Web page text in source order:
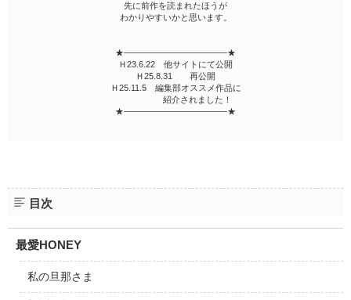
先に前作を読まれたほうが
わかりやすいかと思います。
★――――――――――――★
Ｈ23.6.22 他サイトにて公開
Ｈ25.8.31 再公開
Ｈ25.11.5 編集部オススメ作品に
紹介されました！
★――――――――――――★
目次
最愛HONEY
私の旦那さま